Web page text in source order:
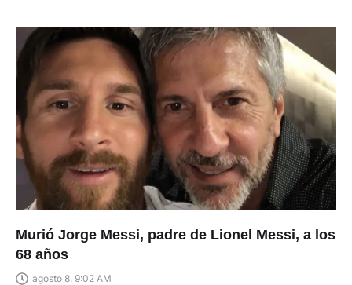
Murió Jorge Messi, padre de Lionel Messi, a los
68 años
agosto 8, 9:02 AM